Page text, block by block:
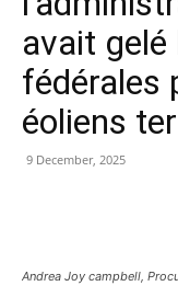
avait
fédérales
éoliens
9 December, 2025
Andrea Joy campbell,